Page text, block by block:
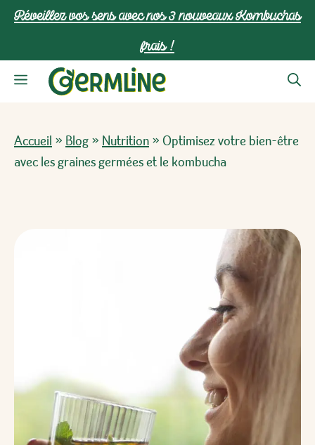
AllerRéveillez vos sens avec nos 3 nouveaux Kombuchas
frais !
Menu
Accueil » Blog » Nutrition » Optimisez votre bien-être
avec les graines germées et le kombucha